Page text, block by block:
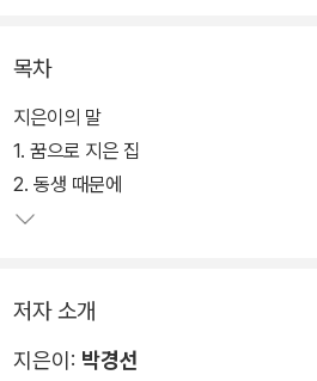
지가 붙고 여동생 은비는 시골 외갓집으
씩하기만 하다. 언젠가 아빠가 한국으로
살 수 있을거라고 굳게 믿기 때문이다.
개구쟁이 콩콩이가 호주로 이민가기까지
오기 위해 용돈을 저금하며, 때로 어른들
는 완희의 모습이 너무나도 아름답다.
목차
지은이의 말
1. 꿈으로 지은 집
2. 동생 때문에
저자 소개
지은이: 박경선